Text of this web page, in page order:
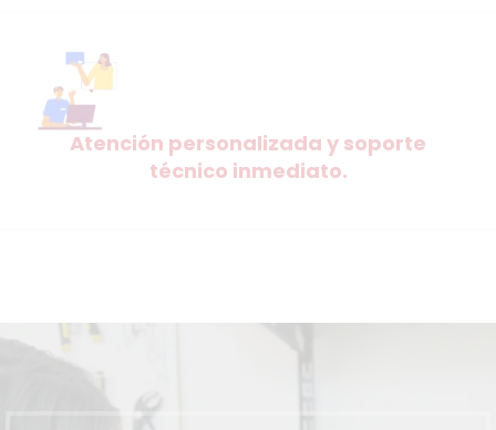
Atención personalizada y soporte
técnico inmediato.